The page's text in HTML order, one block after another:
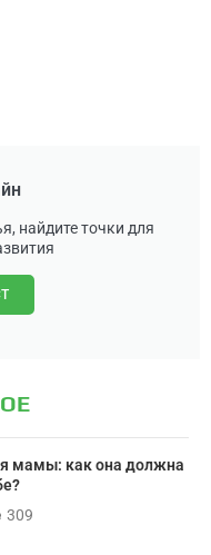
найдите точки для
мамы: как она должна
309